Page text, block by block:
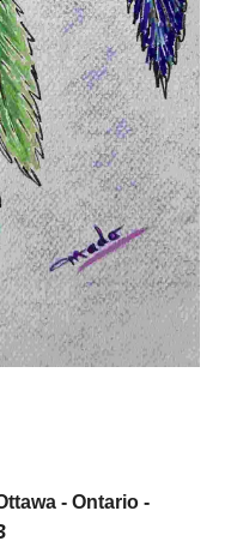
- Ontario -